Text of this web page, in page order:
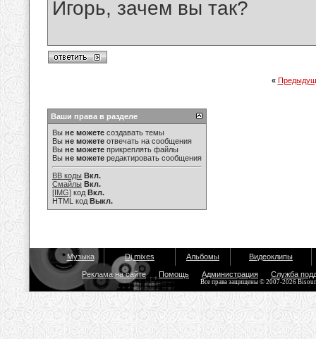
Игорь, зачем вы так?
«
Ваши права в разделе
Вы не можете создавать темы
Вы не можете отвечать на сообщения
Вы не можете прикреплять файлы
Вы не можете редактировать сообщения
BB коды Вкл.
Смайлы Вкл.
[IMG] код Вкл.
HTML код Выкл.
Музыка Dj mixes Альбомы Видеоклипы
Реклама на сайте Помощь Администрация Служба
Все права защищены © 2007-2026